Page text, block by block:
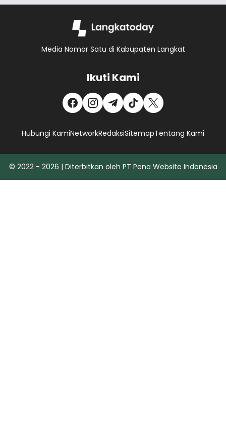
Media Nomor Satu di Kabupaten Langkat
Ikuti Kami
Hubungi KamiNetworkRedaksiSitemapTentang Kami
© 2022 - 2026 | Diterbitkan oleh PT Pena Website Indonesia